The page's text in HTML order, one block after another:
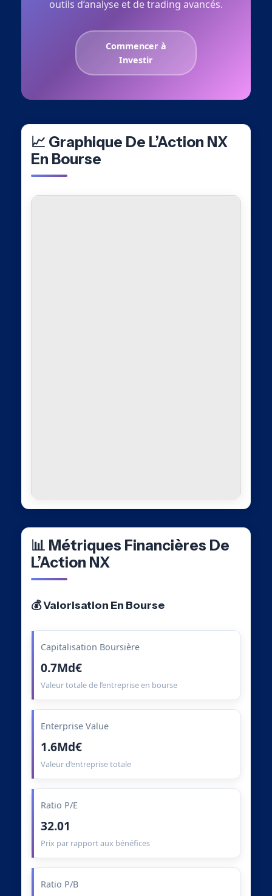
outils d’analyse et de trading avancés.
Commencer à
Investir
📈 Graphique De L’Action NX
En Bourse
📊 Métriques Financières De
L’Action NX
💰 Valorisation En Bourse
Capitalisation Boursière
0.7Md€
Valeur totale de l’entreprise en bourse
Enterprise Value
1.6Md€
Valeur d’entreprise totale
Ratio P/E
32.01
Prix par rapport aux bénéfices
Ratio P/B